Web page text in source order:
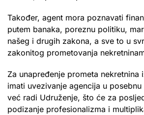
Također, agent mora poznavati
putem banaka, poreznu politiku,
našeg i drugih zakona, a sve to u
zakonitog prometovanja
Za unapređenje prometa nekretnina
imati uvezivanje agencija u
već radi Udruženje, što će za
podizanje profesionalizma i